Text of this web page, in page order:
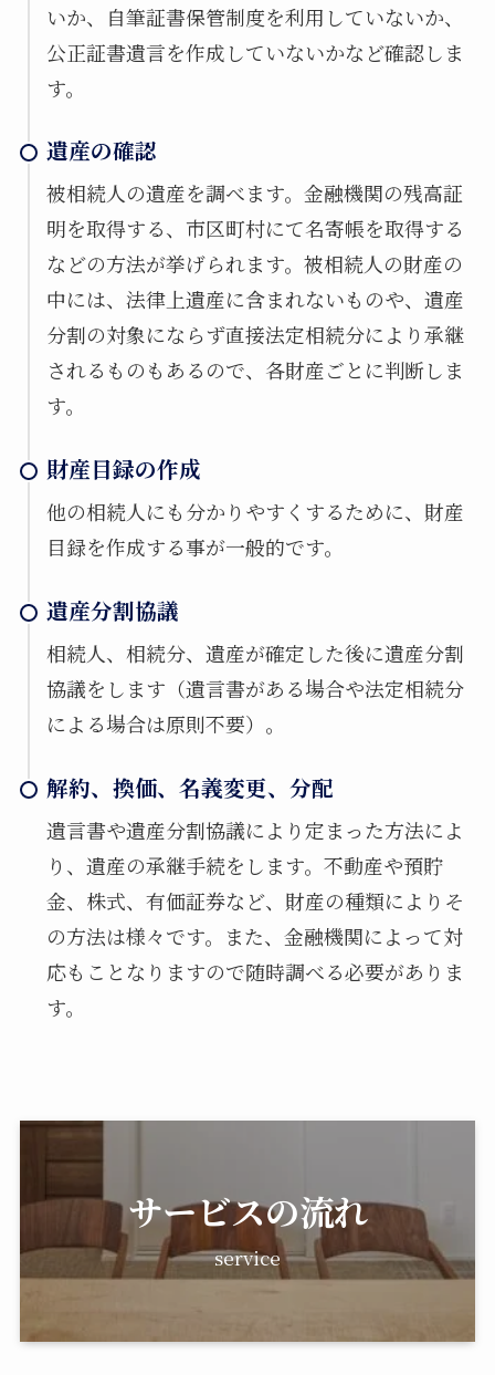
TEL.058-232-0011
LINEでお問い合わせ
メールでお問い合わせ
いか、自筆証書保管制度を利用していないか、
公正証書遺言を作成していないかなど確認しま
す。
遺産の確認
被相続人の遺産を調べます。金融機関の残高証
明を取得する、市区町村にて名寄帳を取得する
などの方法が挙げられます。被相続人の財産の
中には、法律上遺産に含まれないものや、遺産
分割の対象にならず直接法定相続分により承継
されるものもあるので、各財産ごとに判断しま
す。
財産目録の作成
他の相続人にも分かりやすくするために、財産
目録を作成する事が一般的です。
遺産分割協議
相続人、相続分、遺産が確定した後に遺産分割
協議をします（遺言書がある場合や法定相続分
による場合は原則不要）。
解約、換価、名義変更、分配
遺言書や遺産分割協議により定まった方法によ
り、遺産の承継手続をします。不動産や預貯
金、株式、有価証券など、財産の種類によりそ
の方法は様々です。また、金融機関によって対
応もことなりますので随時調べる必要がありま
す。
サービスの流れ
service